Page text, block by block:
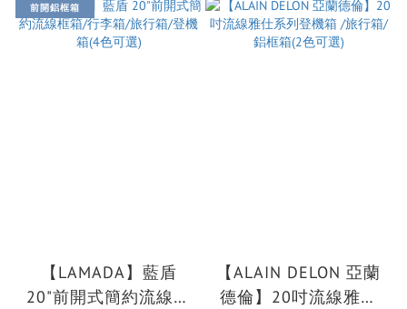
前開鋁框箱
【LAMADA】藍盾
20"前開式簡約流線框
【ALAIN DELON 亞蘭
德倫】20吋流線雅仕